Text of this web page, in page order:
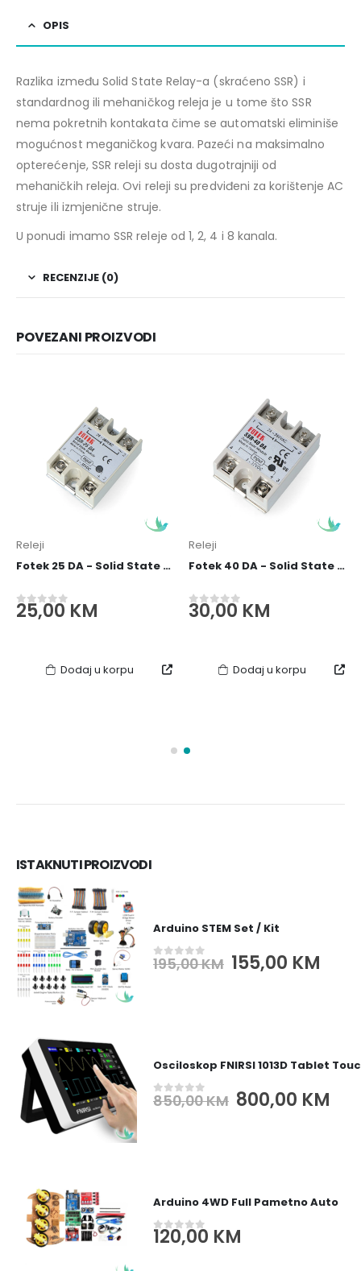
OPIS
Razlika između Solid State Relay-a (skraćeno SSR) i
standardnog ili mehaničkog releja je u tome što SSR
nema pokretnih kontakata čime se automatski eliminiše
mogućnost meganičkog kvara. Pazeći na maksimalno
opterećenje, SSR releji su dosta dugotrajniji od
mehaničkih releja. Ovi releji su predviđeni za korištenje AC
struje ili izmjenične struje.
U ponudi imamo SSR releje od 1, 2, 4 i 8 kanala.
RECENZIJE (0)
POVEZANI PROIZVODI
KM.
Releji
Fotek 25 DA - Solid State Relay / SSR Relej
0out of 5
25,00 KM
Dodaj u korpu
Releji
Fotek 40 DA - Solid State Relay / SSR Relej
0out of 5
30,00 KM
Dodaj u korpu
ISTAKNUTI PROIZVODI
Arduino STEM Set / Kit
0out of 5
195,00KM Original
price
155,00 KM
Osciloskop FNIRSI 1013D Tablet
0out of 5
850,00KM Original
price
800,00 KM
Arduino 4WD Full Pametno Auto
out of 5
120,00 KM